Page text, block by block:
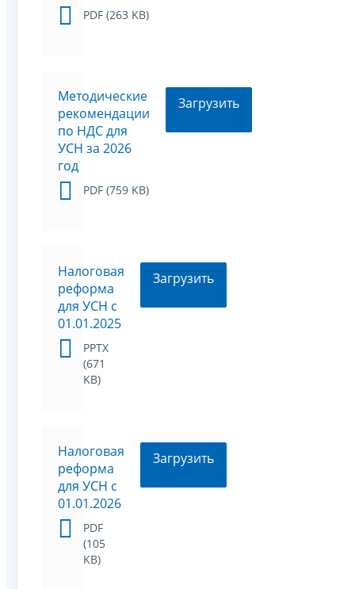
PDF (263 KB)
Методические
рекомендации
по НДС для
УСН за 2026
год
PDF (759 KB)
Загрузить
Налоговая
реформа
для УСН с
01.01.2025
PPTX
(671
KB)
Загрузить
Налоговая
реформа
для УСН с
01.01.2026
PDF
(105
KB)
Загрузить